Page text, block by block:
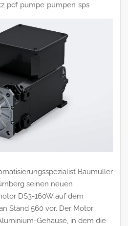
pcf pumpe pumpen sps
Baumüller
seinen neuen
DS3-160W auf dem
Stand 560 vor. Der Motor
Gehäuse, in dem die